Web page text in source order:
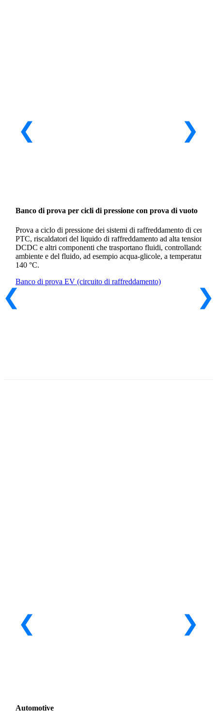
Banco di prova per cicli di pressione con prova di vuoto
Prova a ciclo di pressione dei sistemi di raffreddamento di
PTC, riscaldatori del liquido di raffreddamento ad alta tensione,
DCDC e altri componenti che trasportano fluidi, controllando la
ambiente e del fluido, ad esempio acqua-glicole, a temperature
140 °C.
Banco di prova EV (circuito di raffreddamento)
Automotive